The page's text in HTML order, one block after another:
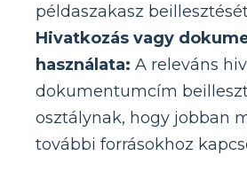
példaszakasz
Hivatkozás vagy
használata: A releváns
dokumentumcím
osztálynak, hogy jobban
további forrásokhoz